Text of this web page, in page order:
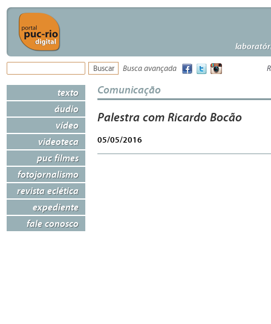
Busca avançada
texto
áudio
vídeo
videoteca
puc filmes
fotojornalismo
revista eclética
expediente
fale conosco
Comunicação
Palestra com Ricardo Bocão
05/05/2016